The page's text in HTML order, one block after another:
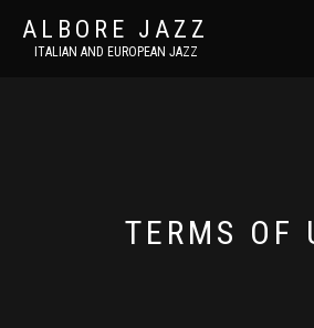
ALBORE JAZZ
ITALIAN AND EUROPEAN JAZZ
TERMS OF